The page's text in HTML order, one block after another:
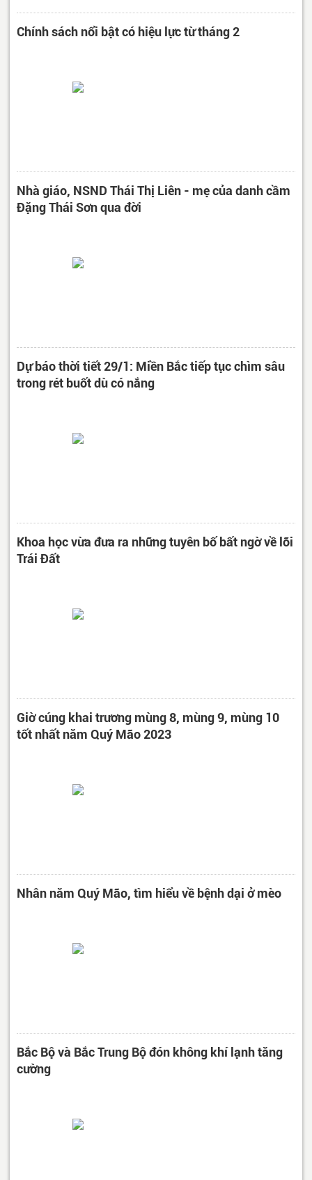
Chính sách nổi bật có hiệu lực từ tháng 2
Nhà giáo, NSND Thái Thị Liên - mẹ của danh cầm
Đặng Thái Sơn qua đời
Dự báo thời tiết 29/1: Miền Bắc tiếp tục chìm sâu
trong rét buốt dù có nắng
Khoa học vừa đưa ra những tuyên bố bất ngờ về lõi
Trái Đất
Giờ cúng khai trương mùng 8, mùng 9, mùng 10
tốt nhất năm Quý Mão 2023
Nhân năm Quý Mão, tìm hiểu về bệnh dại ở mèo
Bắc Bộ và Bắc Trung Bộ đón không khí lạnh tăng
cường